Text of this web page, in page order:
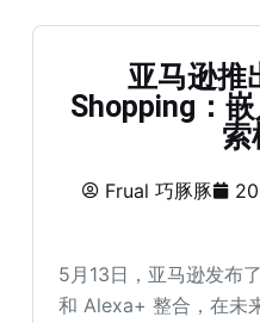
亚马逊推
Shopping：
索
Frual 巧豚豚
5月13日，亚马逊发布
和 Alexa+ 整合，在未